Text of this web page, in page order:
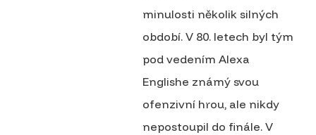
minulosti několik silných
období. V 80. letech byl tým
pod vedením Alexa
Englishe známý svou
ofenzivní hrou, ale nikdy
nepostoupil do finále. V